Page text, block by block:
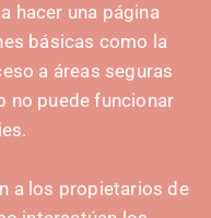
hacer una página
básicas como la
a áreas seguras
no puede funcionar
a los propietarios de